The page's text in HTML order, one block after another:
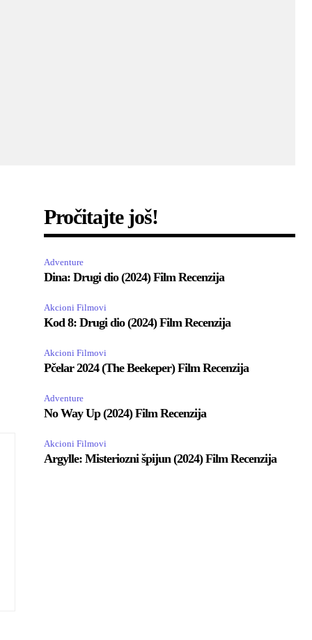
Pročitajte još!
Adventure
Dina: Drugi dio (2024) Film Recenzija
Akcioni Filmovi
Kod 8: Drugi dio (2024) Film Recenzija
Akcioni Filmovi
Pčelar 2024 (The Beekeper) Film Recenzija
Adventure
No Way Up (2024) Film Recenzija
Akcioni Filmovi
Argylle: Misteriozni špijun (2024) Film Recenzija